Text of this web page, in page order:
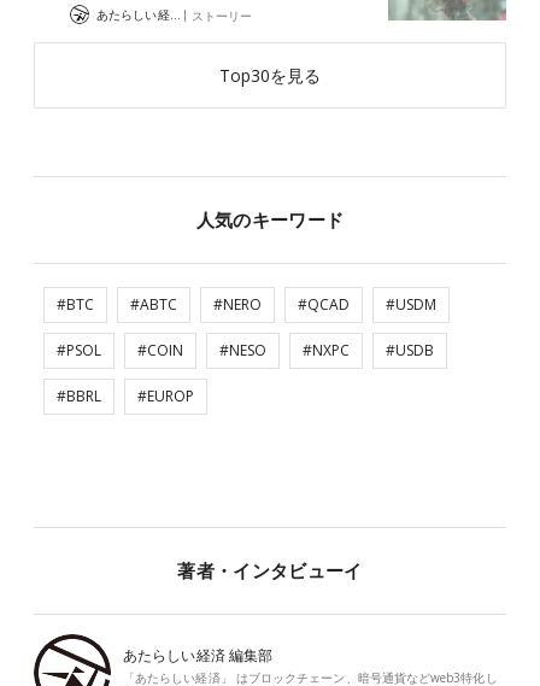
あたらしい経済 編集部 | ストーリー
Top30を見る
人気のキーワード
#BTC #ABTC #NERO #QCAD #USDM
#PSOL #COIN #NESO #NXPC #USDB
#BBRL #EUROP
著者・インタビューイ
あたらしい経済 編集部
「あたらしい経済」 はブロックチェーン、暗号通貨などweb3特化し